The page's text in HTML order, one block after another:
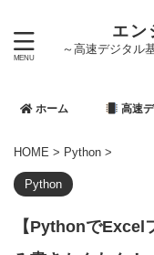
エ
～高速デジタル
ホーム 高速
HOME > Python >
Python
【PythonでExcel